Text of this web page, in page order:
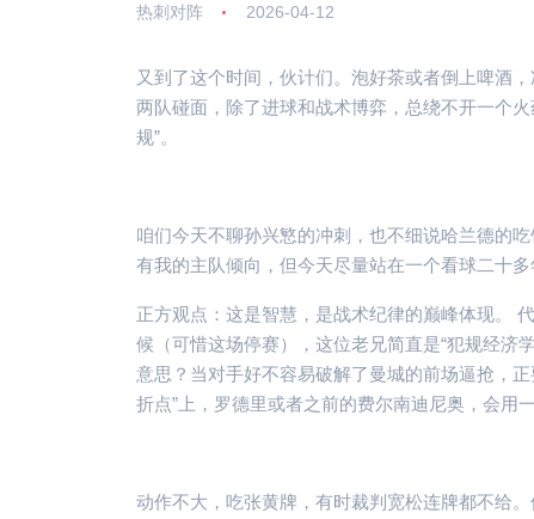
热刺对阵 2026-04-12
又到了这个时间，伙计们。泡好茶或者倒上啤酒
两队碰面，除了进球和战术博弈，总绕不开一个
规”。
咱们今天不聊孙兴慜的冲刺，也不细说哈兰德的
有我的主队倾向，但今天尽量站在一个看球二十
正方观点：这是智慧，是战术纪律的巅峰体现。
候（可惜这场停赛），这位老兄简直是“犯规经济
意思？当对手好不容易破解了曼城的前场逼抢，
折点”上，罗德里或者之前的费尔南迪尼奥，会用
动作不大，吃张黄牌，有时裁判宽松连牌都不给